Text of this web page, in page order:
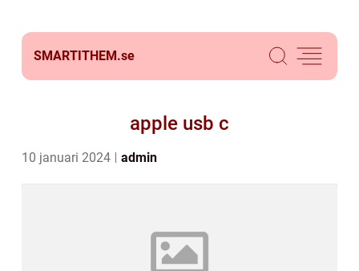
SMARTITHEM.se
apple usb c
10 januari 2024 admin